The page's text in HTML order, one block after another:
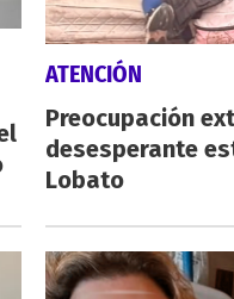
ATENCIÓN
Preocupación
desesperante
Lobato